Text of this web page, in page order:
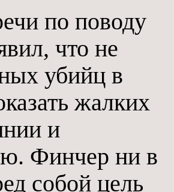
по поводу
что не
убийц в
жалких
и
Финчер ни в
собой цель